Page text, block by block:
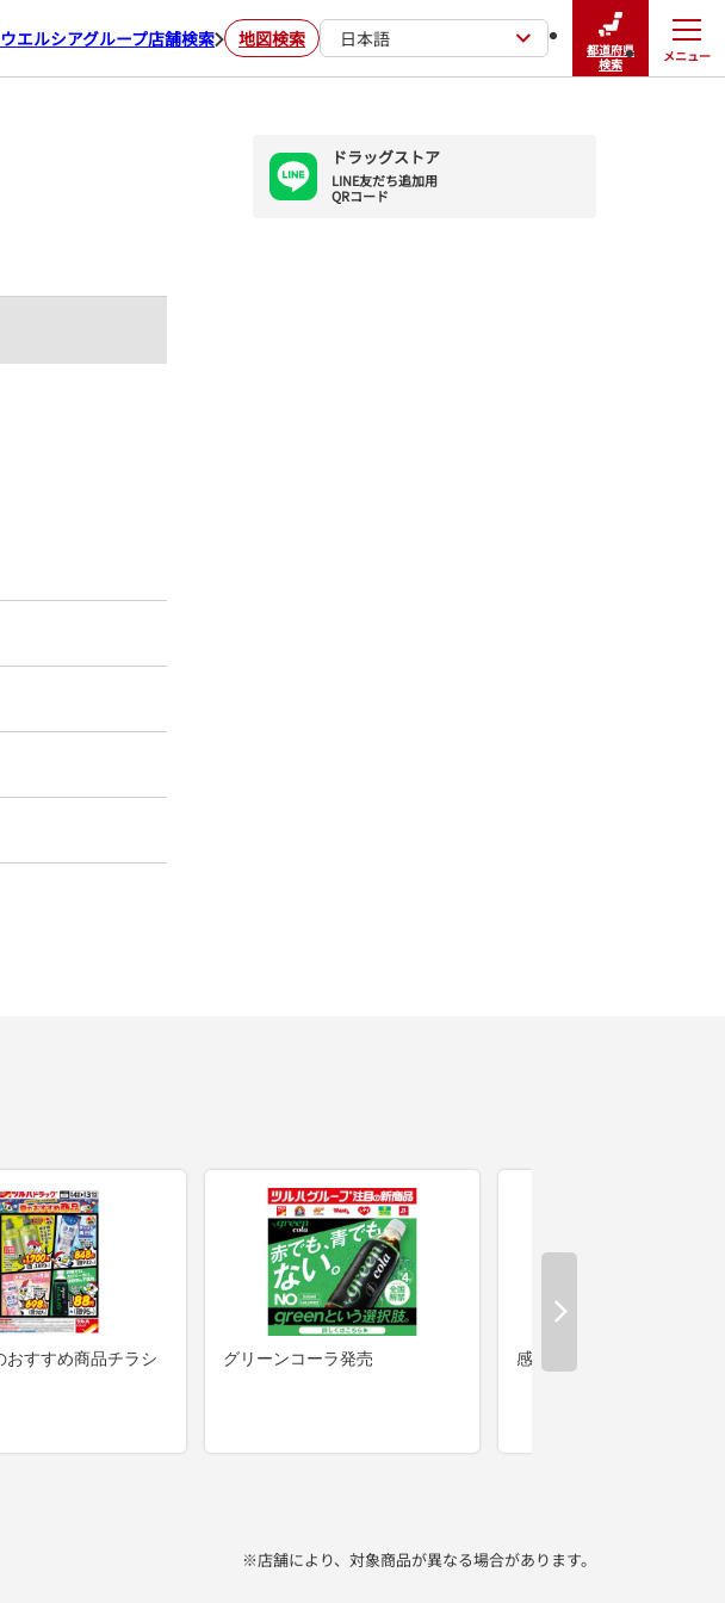
ウエルシアグループ店舗検索 地図検索 日本語
都道府県
検索
メニュー
閉じる
ドラッグストア
LINE友だち追加用
QRコード
※店舗により、対象商品が異なる場合があります。